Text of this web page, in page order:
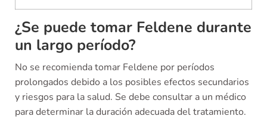
¿Se puede tomar Feldene durante
un largo período?
No se recomienda tomar Feldene por períodos
prolongados debido a los posibles efectos secundarios
y riesgos para la salud. Se debe consultar a un médico
para determinar la duración adecuada del tratamiento.